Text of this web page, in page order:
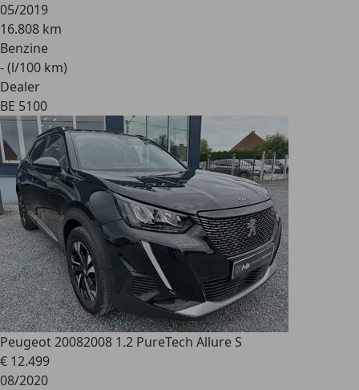
05/2019
16.808 km
Benzine
- (l/100 km)
Dealer
BE 5100
Peugeot 20082008 1.2 PureTech Allure S
€ 12.499
08/2020